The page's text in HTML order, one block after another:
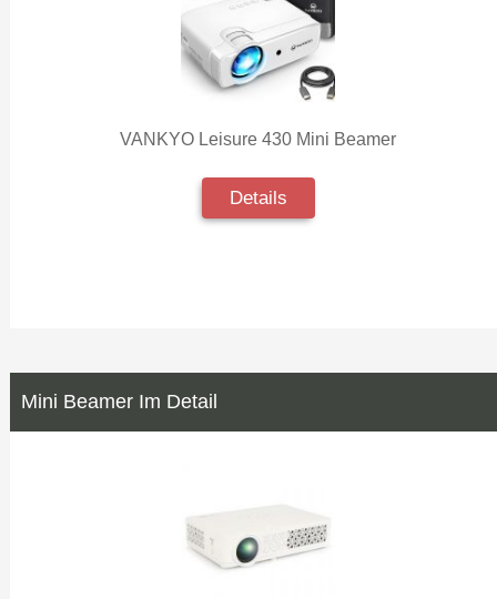
VANKYO Leisure 430 Mini Beamer
Details
Mini Beamer Im Detail